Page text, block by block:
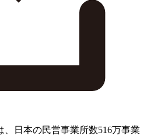
日本の民営事業所数516万事業